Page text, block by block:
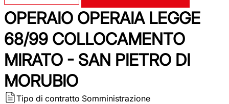
OPERAIO OPERAIA LEGGE
68/99 COLLOCAMENTO
MIRATO - SAN PIETRO DI
MORUBIO
Tipo di contratto Somministrazione